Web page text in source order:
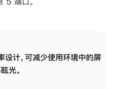
设计，可减少使用环境中的屏
光。